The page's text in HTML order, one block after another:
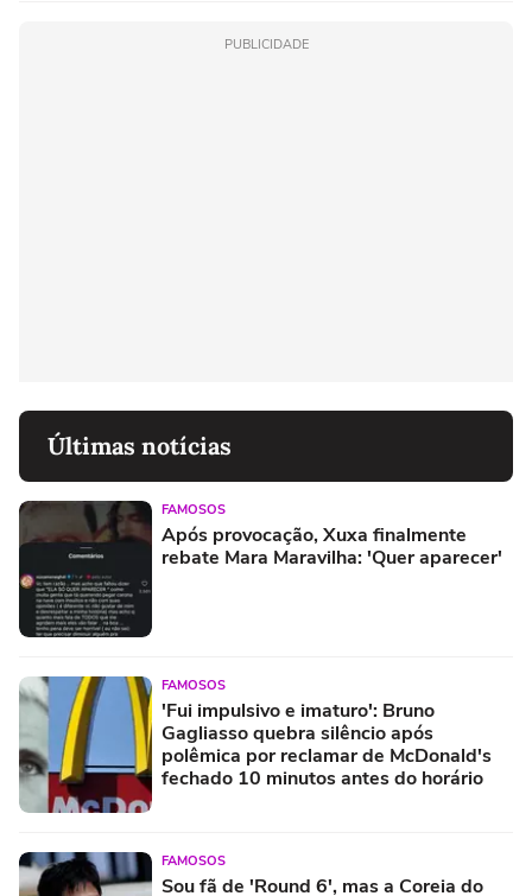
PUBLICIDADE
Últimas notícias
FAMOSOS
Após provocação, Xuxa finalmente
rebate Mara Maravilha: 'Quer aparecer'
FAMOSOS
'Fui impulsivo e imaturo': Bruno
Gagliasso quebra silêncio após
polêmica por reclamar de McDonald's
fechado 10 minutos antes do horário
FAMOSOS
Sou fã de 'Round 6', mas a Coreia do